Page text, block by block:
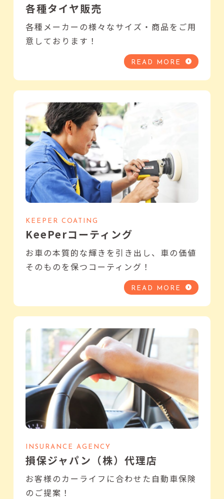
各種タイヤ販売
各種メーカーの様々なサイズ・商品をご用
意しております！
READ MORE
KEEPER COATING
KeePerコーティング
お車の本質的な輝きを引き出し、車の価値
そのものを保つコーティング！
READ MORE
INSURANCE AGENCY
損保ジャパン（株）代理店
お客様のカーライフに合わせた自動車保険
のご提案！